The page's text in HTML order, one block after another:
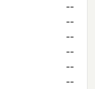
--
--
--
--
--
--